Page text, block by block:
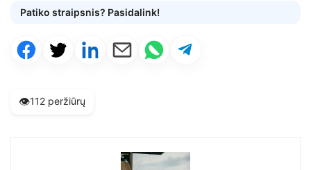
Patiko straipsnis? Pasidalink!
👁️112 peržiūrų